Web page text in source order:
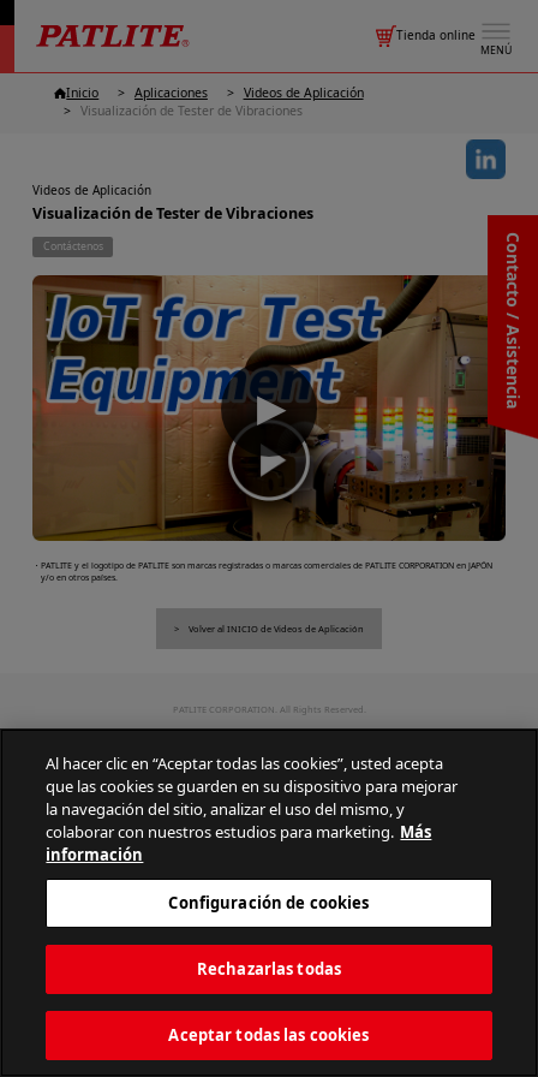
MENÚ
Tienda online
Contacto / Asistencia
Inicio Aplicaciones
Videos de Aplicación
Visualización de Tester de Vibraciones
Videos de Aplicación
Visualización de Tester de Vibraciones
Contáctenos
▶
・PATLITE y el logotipo de PATLITE son marcas registradas o marcas comerciales de PATLITE CORPORATION en JAPÓN
y/o en otros países.
Volver al INICIO de Videos de Aplicación
PATLITE CORPORATION. All Rights Reserved.
Al hacer clic en “Aceptar todas las cookies”, usted acepta
que las cookies se guarden en su dispositivo para mejorar
la navegación del sitio, analizar el uso del mismo, y
colaborar con nuestros estudios para marketing. Más
información
Configuración de cookies
Rechazarlas todas
Aceptar todas las cookies